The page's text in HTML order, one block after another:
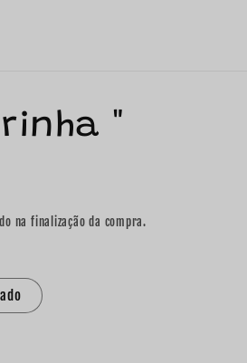
"
na finalização da compra.